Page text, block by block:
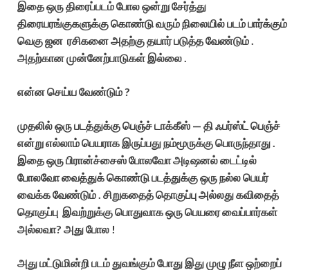
இதை ஒரு திரைப்படம் போல ஒன்று சேர்த்து
திரையரங்குகளுக்கு கொண்டு வரும் நிலையில் படம் பார்க்கும்
வெகு ஜன ரசிகனை அதற்கு தயார் படுத்த வேண்டும் .
அதற்கான முன்னேற்பாடுகள் இல்லை .
என்ன செய்ய வேண்டும் ?
முதலில் ஒரு படத்துக்கு பெஞ்ச் டாக்கீஸ் — தி ஃபர்ஸ்ட் பெஞ்ச்
என்று எல்லாம் பெயராக இருப்பது நம்மூருக்கு பொருந்தாது .
இதை ஒரு பிரான்ச்சைஸ் போலவோ அடிஷனல் டைட்டில்
போலவோ வைத்துக் கொண்டு படத்துக்கு ஒரு நல்ல பெயர்
வைக்க வேண்டும் . சிறுகதைத் தொகுப்பு அல்லது கவிதைத்
தொகுப்பு இவற்றுக்கு பொதுவாக ஒரு பெயரை வைப்பார்கள்
அல்லவா? அது போல !
அது மட்டுமின்றி படம் துவங்கும் போது இது முழு நீள ஒற்றைப்